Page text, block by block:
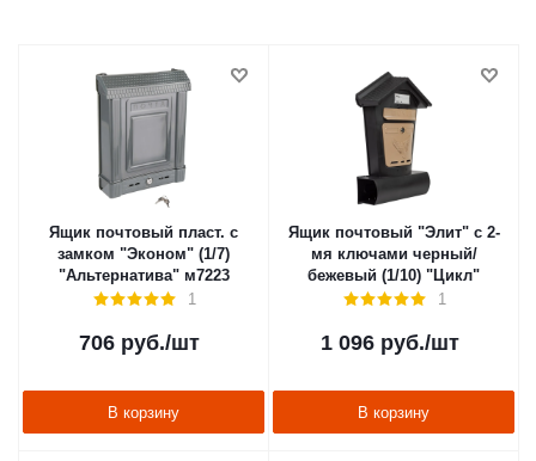
Ящик почтовый пласт. с
замком "Эконом" (1/7)
"Альтернатива" м7223
1
706 руб./шт
В корзину
Ящик почтовый "Элит" с 2-
мя ключами черный/
бежевый (1/10) "Цикл"
1
1 096руб./шт
В корзину